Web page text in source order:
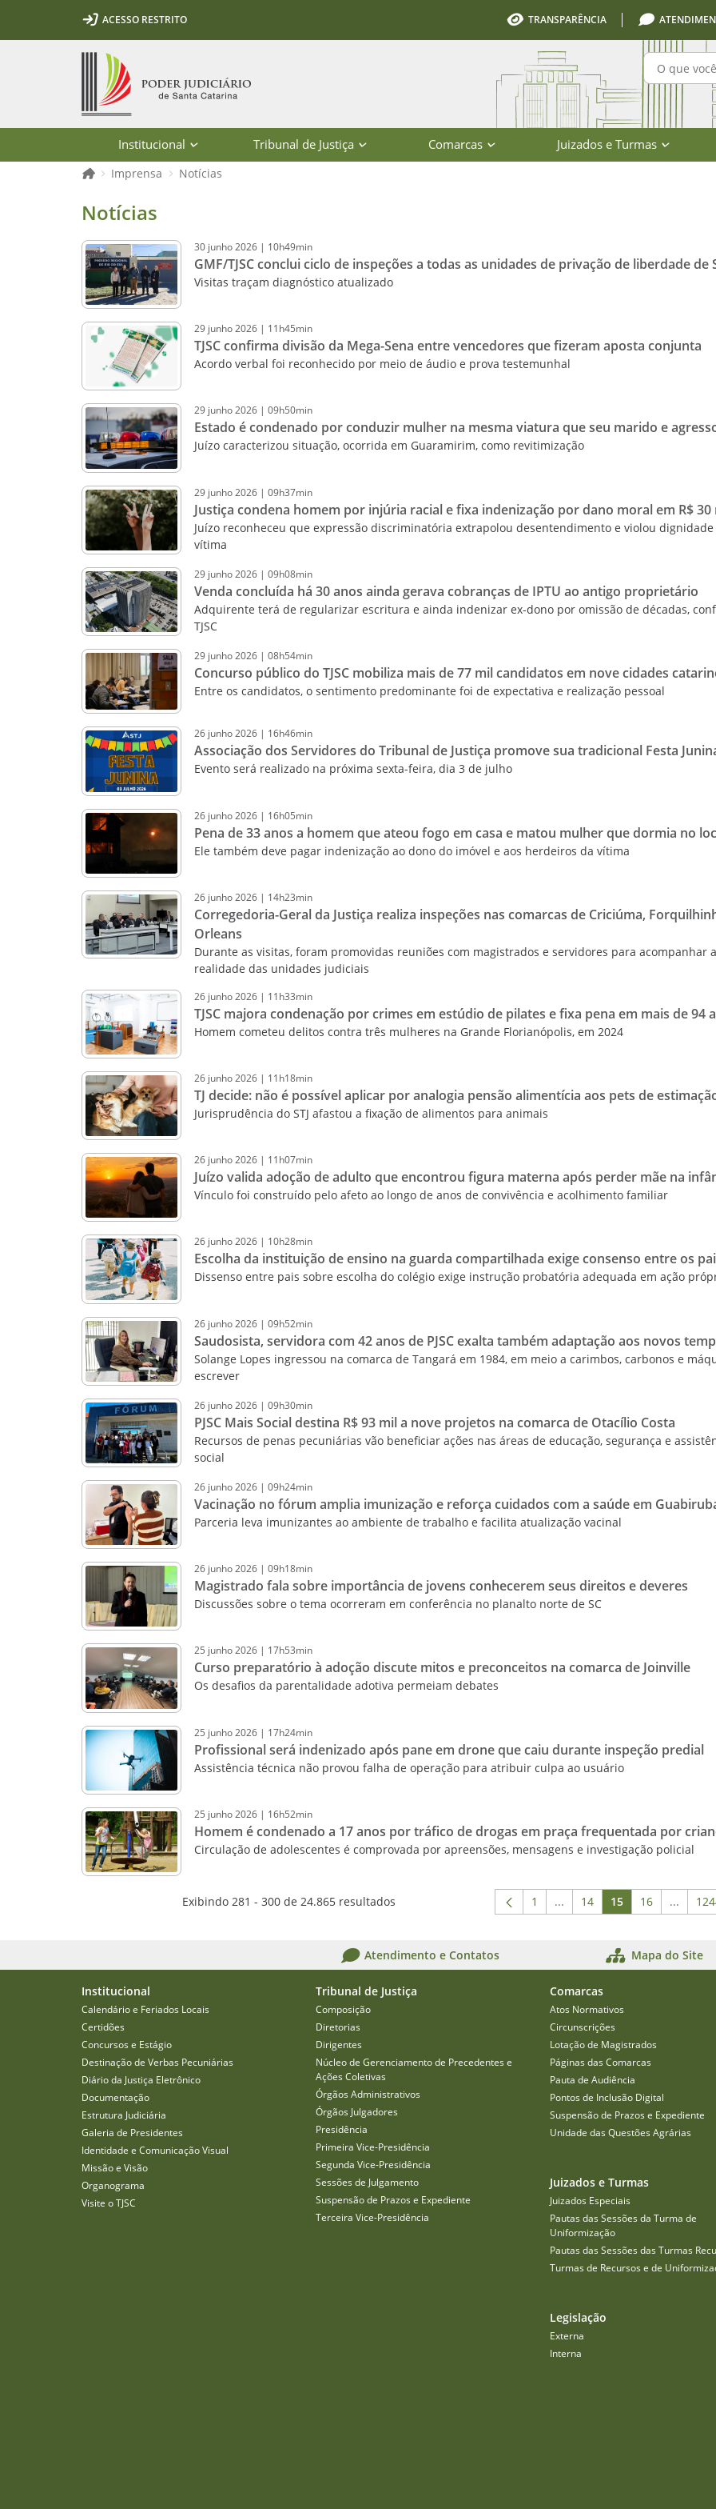
Ir para o conteúdo
Ir para a ferramenta de acessibilidade - Rybená
Ir para o menu principal
Ir para a pesquisa
Ir para o rodapé
Ir para a página inicialACESSO RESTRITO TRANSPARÊNCIA
Institucional Tribunal de Justiça Comarcas Juizados e Turmas
Página inicial
Imprensa Notícias
Notícias - Imprensa - Poder Judiciário de Santa Catarina
Notícias
30 junho2026 | 10h49min
GMF/TJSC conclui ciclo de inspeções a todas as unidades de privação de liberdade de
Visitas traçam diagnóstico atualizado
29 junho2026 | 11h45min
TJSC confirma divisão da Mega-Sena entre vencedores que fizeram aposta conjunta
Acordo verbal foi reconhecido por meio de áudio e prova testemunhal
29 junho2026 | 09h50min
Estado é condenado por conduzir mulher na mesma viatura que seu marido e
Juízo caracterizou situação, ocorrida em Guaramirim, como revitimização
29 junho2026 | 09h37min
Justiça condena homem por injúria racial e fixa indenização por dano moral em R$ 30
Juízo reconheceu que expressão discriminatória extrapolou desentendimento e violou dignidade
vítima
29 junho2026 | 09h08min
Venda concluída há 30 anos ainda gerava cobranças de IPTU ao antigo proprietário
Adquirente terá de regularizar escritura e ainda indenizar ex-dono por omissão de décadas,
TJSC
29 junho2026 | 08h54min
Concurso público do TJSC mobiliza mais de 77 mil candidatos em nove cidades
Entre os candidatos, o sentimento predominante foi de expectativa e realização pessoal
26 junho2026 | 16h46min
Associação dos Servidores do Tribunal de Justiça promove sua tradicional Festa
Evento será realizado na próxima sexta-feira, dia 3 de julho
26 junho2026 | 16h05min
Pena de 33 anos a homem que ateou fogo em casa e matou mulher que dormia no
Ele também deve pagar indenização ao dono do imóvel e aos herdeiros da vítima
26 junho2026 | 14h23min
Corregedoria-Geral da Justiça realiza inspeções nas comarcas de Criciúma,
Orleans
Durante as visitas, foram promovidas reuniões com magistrados e servidores para acompanhar a
realidade das unidades judiciais
26 junho2026 | 11h33min
TJSC majora condenação por crimes em estúdio de pilates e fixa pena em mais de 94
Homem cometeu delitos contra três mulheres na Grande Florianópolis, em 2024
26 junho2026 | 11h18min
TJ decide: não é possível aplicar por analogia pensão alimentícia aos pets de
Jurisprudência do STJ afastou a fixação de alimentos para animais
26 junho2026 | 11h07min
Juízo valida adoção de adulto que encontrou figura materna após perder mãe na
Vínculo foi construído pelo afeto ao longo de anos de convivência e acolhimento familiar
26 junho2026 | 10h28min
Escolha da instituição de ensino na guarda compartilhada exige consenso entre os
Dissenso entre pais sobre escolha do colégio exige instrução probatória adequada em ação
26 junho2026 | 09h52min
Saudosista, servidora com 42 anos de PJSC exalta também adaptação aos novos
Solange Lopes ingressou na comarca de Tangará em 1984, em meio a carimbos, carbonos e
escrever
26 junho2026 | 09h30min
PJSC Mais Social destina R$ 93 mil a nove projetos na comarca de Otacílio Costa
Recursos de penas pecuniárias vão beneficiar ações nas áreas de educação, segurança e
social
26 junho2026 | 09h24min
Vacinação no fórum amplia imunização e reforça cuidados com a saúde em
Parceria leva imunizantes ao ambiente de trabalho e facilita atualização vacinal
26 junho2026 | 09h18min
Magistrado fala sobre importância de jovens conhecerem seus direitos e deveres
Discussões sobre o tema ocorreram em conferência no planalto norte de SC
25 junho2026 | 17h53min
Curso preparatório à adoção discute mitos e preconceitos na comarca de Joinville
Os desafios da parentalidade adotiva permeiam debates
25 junho2026 | 17h24min
Profissional será indenizado após pane em drone que caiu durante inspeção predial
Assistência técnica não provou falha de operação para atribuir culpa ao usuário
25 junho2026 | 16h52min
Homem é condenado a 17 anos por tráfico de drogas em praça frequentada por
Circulação de adolescentes é comprovada por apreensões, mensagens e investigação policial
Exibindo 281 - 300 de 24.865 resultados Página
1 ...Páginas intermediárias Usar
Página
14 Página
15 Página
16 ...
Atendimento e Contatos Mapa do Site
Institucional
Calendário e Feriados Locais
Certidões
Concursos e Estágio
Destinação de Verbas Pecuniárias
Diário da Justiça Eletrônico
Documentação
Estrutura Judiciária
Galeria de Presidentes
Identidade e Comunicação Visual
Missão e Visão
Organograma
Visite o TJSC
Tribunal de Justiça
Composição
Diretorias
Dirigentes
Núcleo de Gerenciamento de Precedentes e
Ações Coletivas
Órgãos Administrativos
Órgãos Julgadores
Presidência
Primeira Vice-Presidência
Segunda Vice-Presidência
Sessões de Julgamento
Suspensão de Prazos e Expediente
Terceira Vice-Presidência
Comarcas
Atos Normativos
Circunscrições
Lotação de Magistrados
Páginas das Comarcas
Pauta de Audiência
Pontos de Inclusão Digital
Suspensão de Prazos e Expediente
Unidade das Questões Agrárias
Juizados e Turmas
Juizados Especiais
Pautas das Sessões da Turma de
Uniformização
Pautas das Sessões das Turmas
Turmas de Recursos e de
Legislação
Externa
Interna